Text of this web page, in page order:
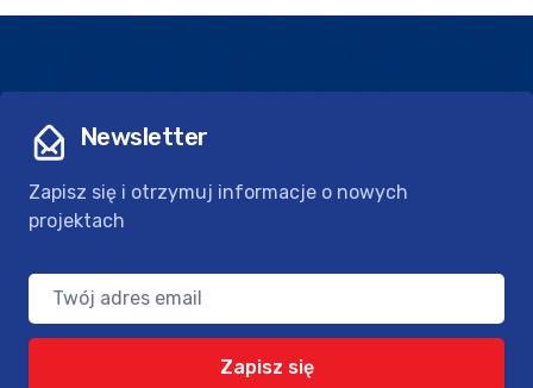
Newsletter
Zapisz się i otrzymuj informacje o nowych
projektach
Adres Email:
Zapisz się